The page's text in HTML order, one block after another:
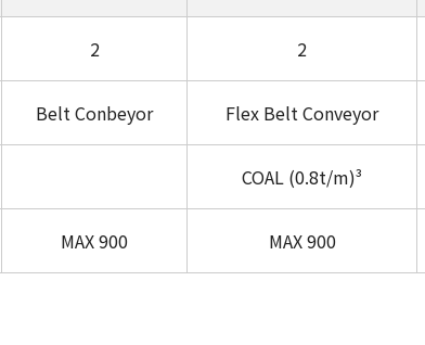
2 2
Belt Conbeyor Flex Belt Conveyor
COAL (0.8t/m)³
MAX 900 MAX 900